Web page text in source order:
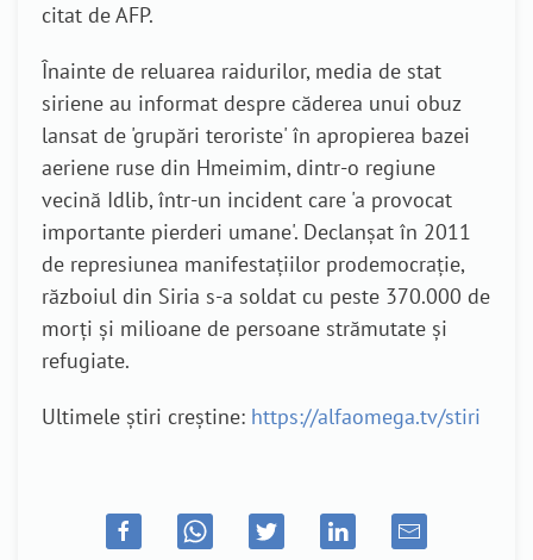
citat de AFP.
Înainte de reluarea raidurilor, media de stat
siriene au informat despre căderea unui obuz
lansat de 'grupări teroriste' în apropierea bazei
aeriene ruse din Hmeimim, dintr-o regiune
vecină Idlib, într-un incident care 'a provocat
importante pierderi umane'. Declanşat în 2011
de represiunea manifestaţiilor prodemocraţie,
războiul din Siria s-a soldat cu peste 370.000 de
morţi şi milioane de persoane strămutate şi
refugiate.
Ultimele știri creștine: https://alfaomega.tv/stiri